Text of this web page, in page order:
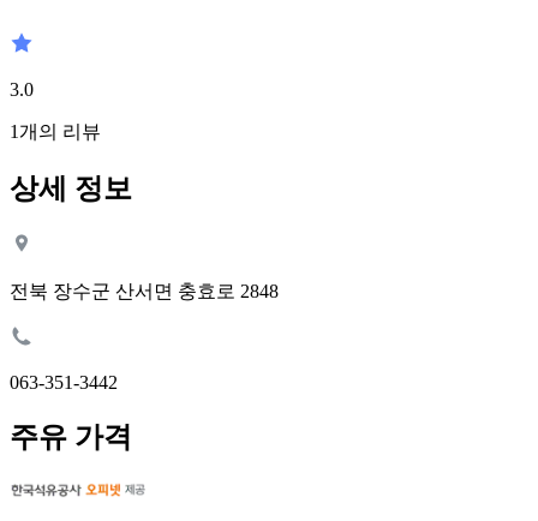
3.0
1개의 리뷰
상세 정보
전북 장수군 산서면 충효로 2848
063-351-3442
주유 가격